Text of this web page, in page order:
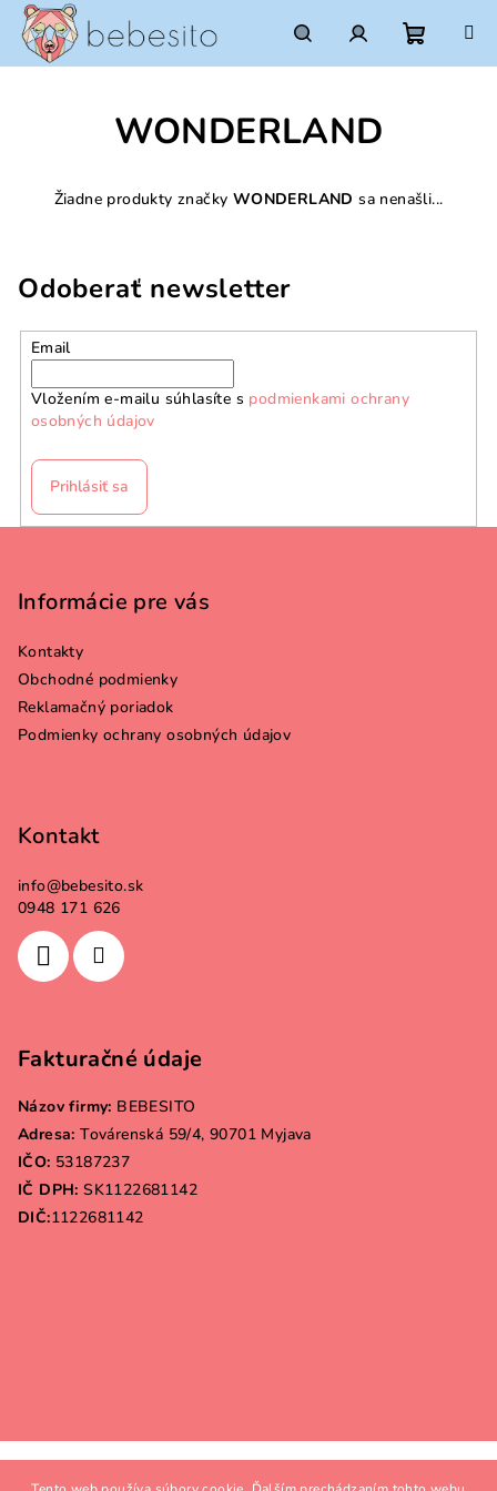
Prejsť
obsah
HľadaťPrihlásenie
WONDERLAND
Žiadne produkty značky WONDERLAND sa nenašli...
Odoberať newsletter
Email
Vložením e-mailu súhlasíte s podmienkami ochrany
osobných údajov
Prihlásiť sa
Informácie pre vás
Kontakty
Obchodné podmienky
Reklamačný poriadok
Podmienky ochrany osobných údajov
Kontakt
info@bebesito.sk
0948 171 626
Fakturačné údaje
Názov firmy: BEBESITO
Adresa: Továrenská 59/4, 90701 Myjava
IČO: 53187237
IČ DPH: SK1122681142
DIČ:1122681142
Copyright 2026Bebesito.sk. Všetky práva vyhradené.